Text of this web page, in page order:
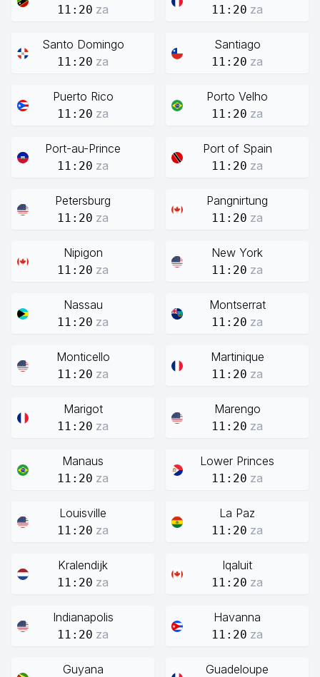
11:20 za 11:20 za
Santo Domingo
11:20 za
Santiago
11:20 za
Puerto Rico
11:20 za
Porto Velho
11:20 za
Port-au-Prince
11:20 za
Port of Spain
11:20 za
Petersburg
11:20 za
Pangnirtung
11:20 za
Nipigon
11:20 za
New York
11:20 za
Nassau
11:20 za
Montserrat
11:20 za
Monticello
11:20 za
Martinique
11:20 za
Marigot
11:20 za
Marengo
11:20 za
Manaus
11:20 za
Lower Princes
11:20 za
Louisville
11:20 za
La Paz
11:20 za
Kralendijk
11:20 za
Iqaluit
11:20 za
Indianapolis
11:20 za
Havanna
11:20 za
Guyana Guadeloupe